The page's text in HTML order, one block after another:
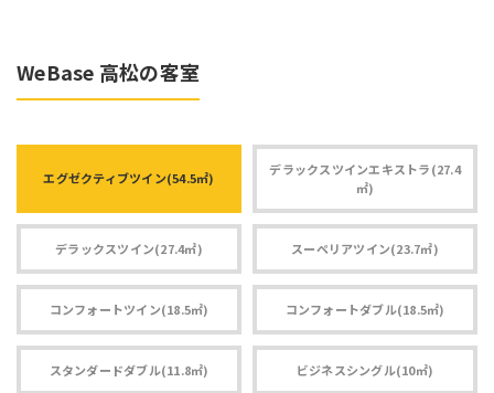
WeBase 高松の客室
エグゼクティブツイン(54.5㎡)
デラックスツインエキストラ(27.4
㎡)
デラックスツイン(27.4㎡) スーペリアツイン(23.7㎡)
コンフォートツイン(18.5㎡) コンフォートダブル(18.5㎡)
スタンダードダブル(11.8㎡) ビジネスシングル(10㎡)